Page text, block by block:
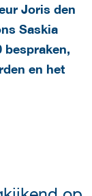
Joris den
Saskia
bespraken,
en het